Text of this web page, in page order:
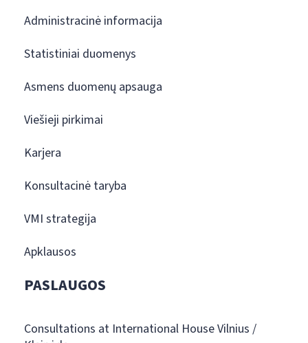
Administracinė informacija
Statistiniai duomenys
Asmens duomenų apsauga
Viešieji pirkimai
Karjera
Konsultacinė taryba
VMI strategija
Apklausos
PASLAUGOS
Consultations at International House Vilnius /